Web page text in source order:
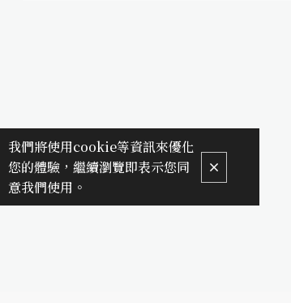
我們將使用cookie等資訊來優化
您的體驗，繼續瀏覽即表示您同
意我們使用。